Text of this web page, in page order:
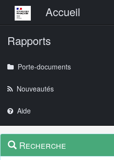
Menu principalAccueil
Rapports
Porte-documents
Nouveautés
Aide
Navigation
Menu
contextuel
Recherche